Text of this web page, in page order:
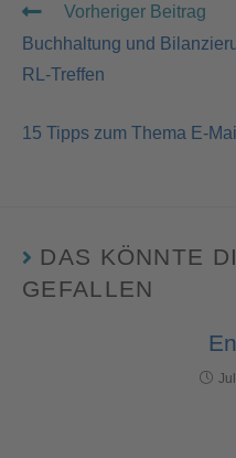
Vorheriger Beitrag
Buchhaltung und
RL-Treffen
15 Tipps zum Thema E-
DAS KÖNNTE
GEFALLEN